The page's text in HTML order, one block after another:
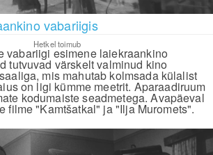
vabariigis
Hetkel toimub
vabariigi esimene laiekraankino
tutvuvad värskelt valminud kino
mis mahutab kolmsada külalist
on ligi kümme meetrit. Aparaadiruum
kodumaiste seadmetega. Avapäeval
filme "Kamtšatkal" ja "Ilja Muromets".